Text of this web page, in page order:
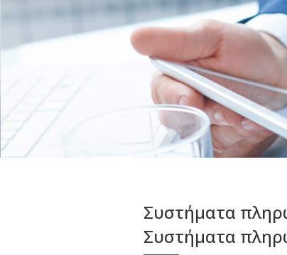
Συστήματα
Συστήματα